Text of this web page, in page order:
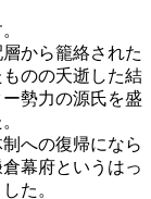
から籠絡された
のの夭逝した結
勢力の源氏を盛
への復帰になら
幕府というはっ
た。